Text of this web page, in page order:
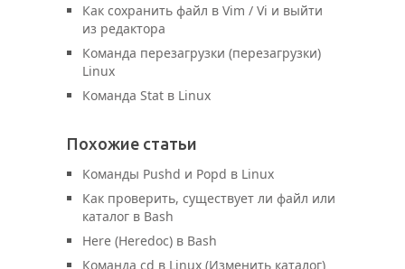
Как сохранить файл в Vim / Vi и выйти
из редактора
Команда перезагрузки (перезагрузки)
Linux
Команда Stat в Linux
Похожие статьи
Команды Pushd и Popd в Linux
Как проверить, существует ли файл или
каталог в Bash
Here (Heredoc) в Bash
Команда cd в Linux (Изменить каталог)